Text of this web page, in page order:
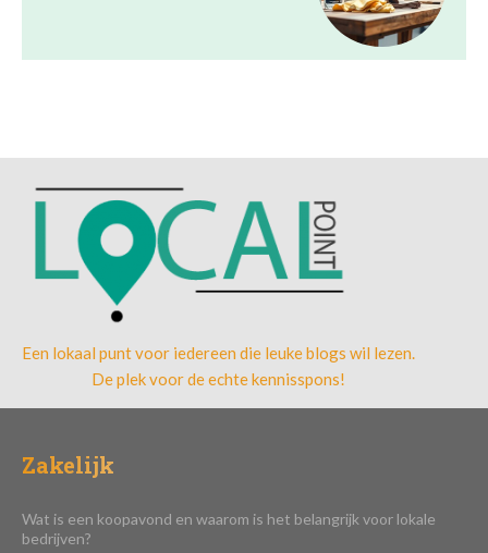
Een lokaal punt voor iedereen die leuke blogs wil lezen.
De plek voor de echte kennisspons!
Zakelijk
Wat is een koopavond en waarom is het belangrijk voor lokale
bedrijven?